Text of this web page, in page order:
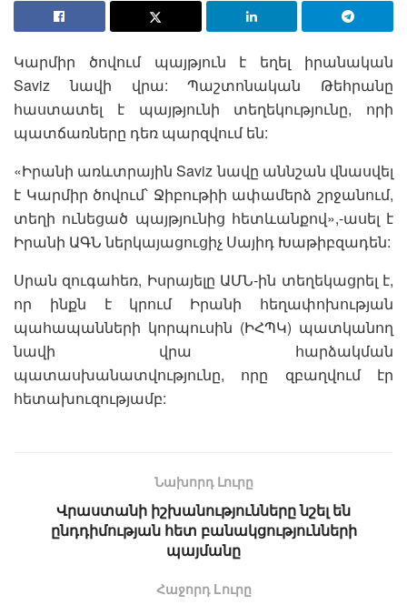
Կարմիր ծովում պայթյուն է եղել իրանական
Saviz նավի վրա: Պաշտոնական Թեհրանը
հաստատել է պայթյունի տեղեկությունը, որի
պատճառները դեռ պարզվում են:
«Իրանի առևտրային Saviz նավը աննշան վնասվել
է Կարմիր ծովում՝ Ջիբութիի ափամերձ շրջանում,
տեղի ունեցած պայթյունից հետևանքով»,-ասել է
Իրանի ԱԳՆ ներկայացուցիչ Սայիդ Խաթիբզադեն:
Սրան զուգահեռ, Իսրայելը ԱՄՆ-ին տեղեկացրել է,
որ ինքն է կրում Իրանի հեղափոխության
պահապանների կորպուսին (ԻՀՊԿ) պատկանող
նավի վրա հարձակման
պատասխանատվությունը, որը զբաղվում էր
հետախուզությամբ:
Նախորդ Լուրը
Վրաստանի իշխանությունները նշել են
ընդդիմության հետ բանակցությունների
պայմանը
Հաջորդ Lուրը